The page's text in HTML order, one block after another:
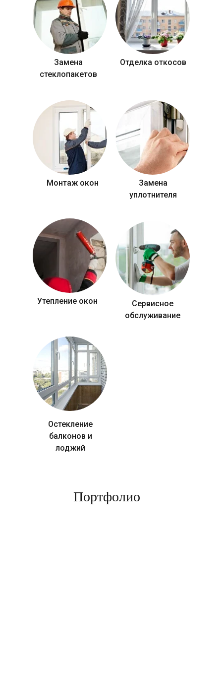
Замена
стеклопакетов
Отделка откосов
Монтаж окон
Замена
уплотнителя
Утепление окон
Сервисное
обслуживание
Остекление
балконов и
лоджий
Портфолио